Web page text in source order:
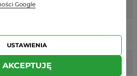
50 mg 3571%
50 mg
Google
USTAWIENIA
AKCEPTUJĘ